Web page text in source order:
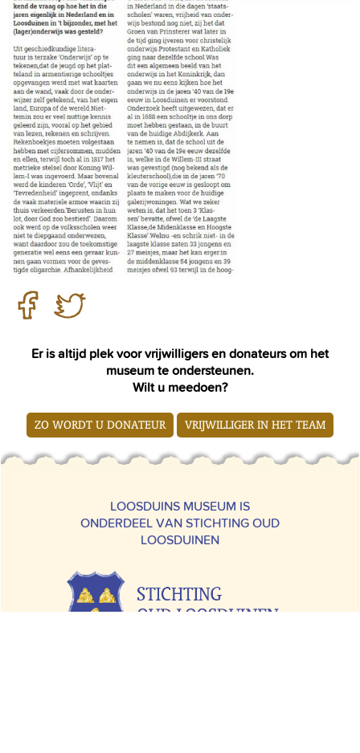
Er is altijd plek voor vrijwilligers en donateurs om het
museum te ondersteunen.
Wilt u meedoen?
ZO WORDT U DONATEUR VRIJWILLIGER IN HET TEAM
LOOSDUINS MUSEUM IS
ONDERDEEL VAN STICHTING OUD
LOOSDUINEN